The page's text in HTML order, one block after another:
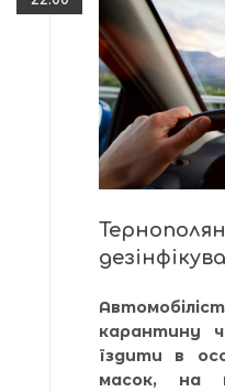
карантину
їздити в
масок, на